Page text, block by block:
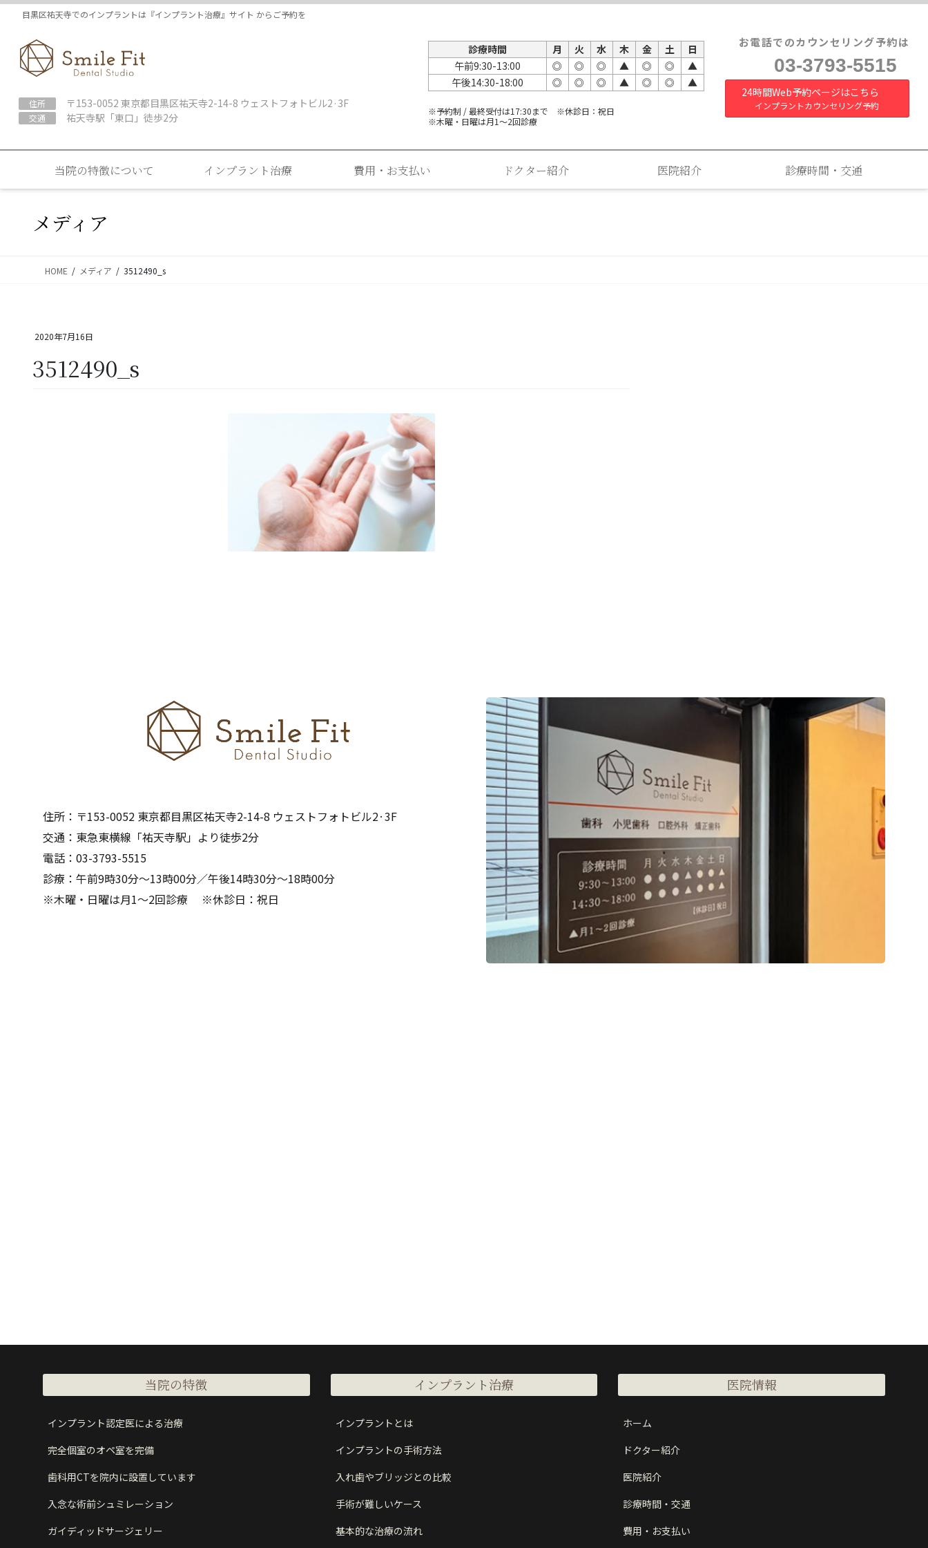
コ
ナ
目黒区祐天寺でのインプラントは『インプラント治療』サイト からご予約を
診療時間 月 火 水 木 金 土
日
午前9:30-13:00
◎ ◎ ◎ ▲ ◎ ◎
▲
午後14:30-18:00
◎ ◎ ◎ ▲ ◎ ◎ ▲
※予約制 / 最終受付は17:30まで ※休診日：祝日
※木曜・日曜は月1～2回診療
お電話でのカウンセリング予約は
03-3793-5515
24時間Web予約ページはこちら
インプラントカウンセリング予約
住所 〒153-0052 東京都目黒区祐天寺2-14-8 ウェストフォトビル2·3F
交通 祐天寺駅「東口」徒歩2分
当院の特徴について インプラント治療 費用・お支払い ドクター紹介 医院紹介 診療時間・交通
メディア
HOME メディア 3512490_s
2020年7月16日
3512490_s
住所：〒153-0052 東京都目黒区祐天寺2-14-8 ウェストフォトビル2·3F
交通：東急東横線「祐天寺駅」より徒歩2分
電話：03-3793-5515
診療：午前9時30分～13時00分／午後14時30分～18時00分
※木曜・日曜は月1～2回診療 ※休診日：祝日
当院の特徴
インプラント認定医による治療
完全個室のオペ室を完備
歯科用CTを院内に設置しています
入念な術前シュミレーション
ガイディッドサージェリー
インプラント治療
インプラントとは
インプラントの手術方法
入れ歯やブリッジとの比較
手術が難しいケース
基本的な治療の流れ
医院情報
ホーム
ドクター紹介
医院紹介
診療時間・交通
費用・お支払い